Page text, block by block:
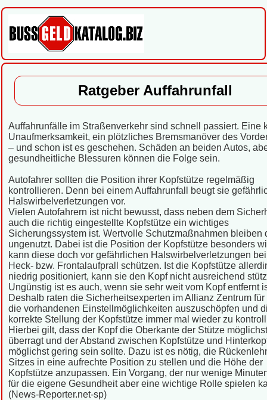
Ratgeber Auffahrunfall
Auffahrunfälle im Straßenverkehr sind schnell passiert. Eine
Unaufmerksamkeit, ein plötzliches Bremsmanöver des
– und schon ist es geschehen. Schäden an beiden Autos,
gesundheitliche Blessuren können die Folge sein.
Autofahrer sollten die Position ihrer Kopfstütze regelmäßig
kontrollieren. Denn bei einem Auffahrunfall beugt sie
Halswirbelverletzungen vor.
Vielen Autofahrern ist nicht bewusst, dass neben dem
auch die richtig eingestellte Kopfstütze ein wichtiges
Sicherungssystem ist. Wertvolle Schutzmaßnahmen bleiben
ungenutzt. Dabei ist die Position der Kopfstütze besonders
kann diese doch vor gefährlichen Halswirbelverletzungen
Heck- bzw. Frontalaufprall schützen. Ist die Kopfstütze
niedrig positioniert, kann sie den Kopf nicht ausreichend
Ungünstig ist es auch, wenn sie sehr weit vom Kopf entfernt
Deshalb raten die Sicherheitsexperten im Allianz Zentrum für
die vorhandenen Einstellmöglichkeiten auszuschöpfen und
korrekte Stellung der Kopfstütze immer mal wieder zu
Hierbei gilt, dass der Kopf die Oberkante der Stütze
überragt und der Abstand zwischen Kopfstütze und
möglichst gering sein sollte. Dazu ist es nötig, die
Sitzes in eine aufrechte Position zu stellen und die Höhe der
Kopfstütze anzupassen. Ein Vorgang, der nur wenige
für die eigene Gesundheit aber eine wichtige Rolle spielen
(News-Reporter.net-sp)